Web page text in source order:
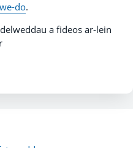
do.
a fideos ar-lein